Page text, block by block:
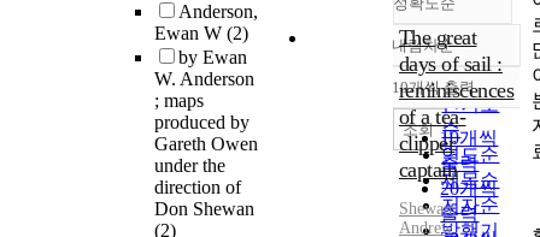
Anderson,
Ewan W (2)
by Ewan
W. Anderson
; maps
produced by
Gareth Owen
under the
direction of
Don Shewan
(2)
정확도
순
인기도
순
연도순
제목순
저자순
발행기
내림차순
내림차순
10개씩 출력
10개씩
출력
20개씩
출력
조회
The great
days of sail :
reminiscences
of a tea-
clipper
captain
Shewan,
Andrew